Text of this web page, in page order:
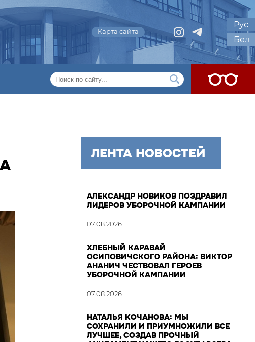
Карта сайта
Рус
Бел
ЛЕНТА НОВОСТЕЙ
АЛЕКСАНДР НОВИКОВ ПОЗДРАВИЛ
ЛИДЕРОВ УБОРОЧНОЙ КАМПАНИИ
07.08.2026
ХЛЕБНЫЙ КАРАВАЙ
ОСИПОВИЧСКОГО РАЙОНА: ВИКТОР
АНАНИЧ ЧЕСТВОВАЛ ГЕРОЕВ
УБОРОЧНОЙ КАМПАНИИ
07.08.2026
НАТАЛЬЯ КОЧАНОВА: МЫ
СОХРАНИЛИ И ПРИУМНОЖИЛИ ВСЕ
ЛУЧШЕЕ, СОЗДАВ ПРОЧНЫЙ